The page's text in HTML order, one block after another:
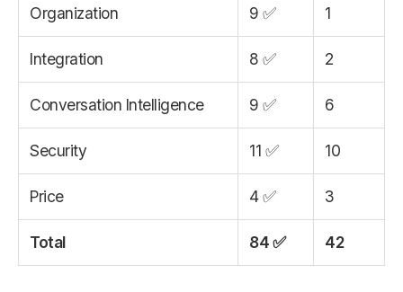
Organization 9 ✅ 1
Integration 8 ✅ 2
Conversation Intelligence 9 ✅ 6
Security 11 ✅ 10
Price 4 ✅ 3
Total 84 ✅ 42